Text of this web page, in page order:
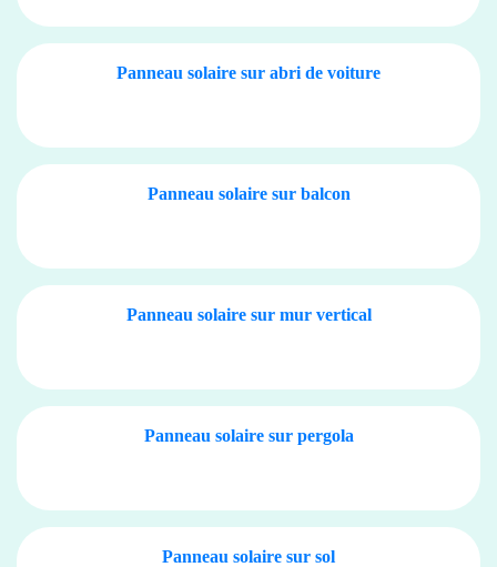
Panneau solaire sur abri de voiture
Panneau solaire sur balcon
Panneau solaire sur mur vertical
Panneau solaire sur pergola
Panneau solaire sur sol